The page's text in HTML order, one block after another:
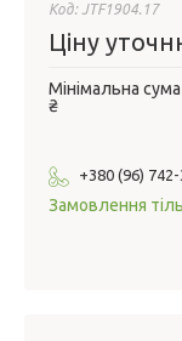
Код: JTF1904.17
Ціну
Мінімальна
₴
+380 (96)
Замовлення